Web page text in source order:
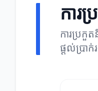
ការ
ការប្រកួ
ផ្តល់ប្រាក់